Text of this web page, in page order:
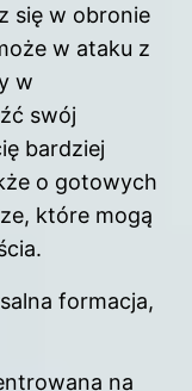
się w obronie
w ataku z
w
swój
bardziej
o gotowych
które mogą
formacja,
na